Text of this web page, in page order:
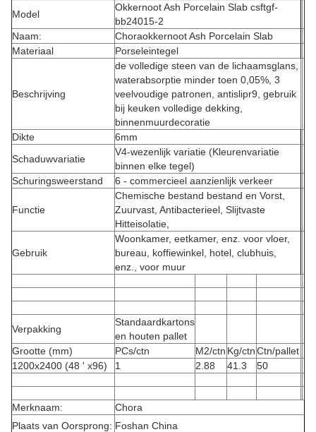
Model
Okkernoot Ash Porcelain Slab csftgf-
bb24015-2
Naam:
Choraokkernoot Ash Porcelain Slab
Materiaal
Porseleintegel
Beschrijving
de volledige steen van de lichaamsglans,
waterabsorptie minder toen 0,05%, 3
veelvoudige patronen, antislipr9, gebruik
bij keuken volledige dekking,
binnenmuurdecoratie
Dikte
6mm
Schaduwvariatie
V4-wezenlijk variatie (Kleurenvariatie
binnen elke tegel)
Schuringsweerstand
6 - commercieel aanzienlijk verkeer
Functie
Chemische bestand bestand en Vorst,
Zuurvast, Antibacterieel, Slijtvaste
Hitteisolatie,
Gebruik
Woonkamer, eetkamer, enz. voor vloer,
bureau, koffiewinkel, hotel, clubhuis,
enz., voor muur
Verpakking
Standaardkartons
en houten pallet
Grootte (mm)
PCs/ctn M2/ctn Kg/ctnCtn/pallet
1200x2400 (48 ' x96)
1 2.88 41.3 50
Merknaam:
Chora
Plaats van Oorsprong: Foshan China